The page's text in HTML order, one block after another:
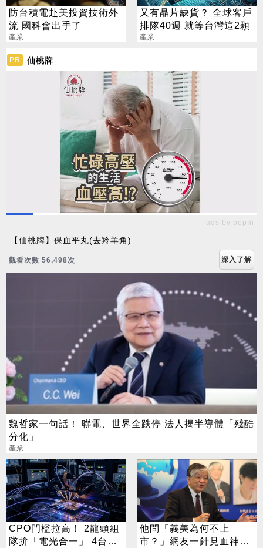
防台積電赴美投資技術外
流 國科會出手了
產業
又有晶片缺貨？ 全球客戶
排隊40週 就等台灣這2顆
產業
PR 仙桃牌
ads by popIn
【仙桃牌】保血平丸(去羚羊角)
觀看次數 56,509次 深入了解
魏哲家一句話！ 聯電、世界全跌停 法人揭半導體「殘酷
分化」
產業
CPO門檻拉高！ 2龍頭組
隊拚「電光合一」 4台廠
他問「義美為何不上
市？」網友一針見血神解